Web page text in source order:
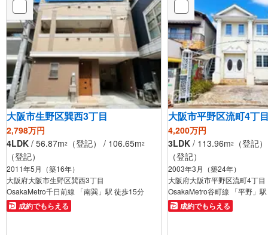
大阪市生野区巽西3丁目
2,798万円
4LDK / 56.87m2 （登記） / 106.65m2
（登記）
2011年5月（築16年）
大阪府大阪市生野区巽西3丁目
OsakaMetro千日前線 「南巽」駅 徒歩15分
成約でもらえる
大阪市平野区流町4丁
4,200万円
3LDK / 113.96m2
（登記
（登記）
2003年3月（築24年）
大阪府大阪市平野区流町4丁目
OsakaMetro谷町線 「平野」
成約でもらえる